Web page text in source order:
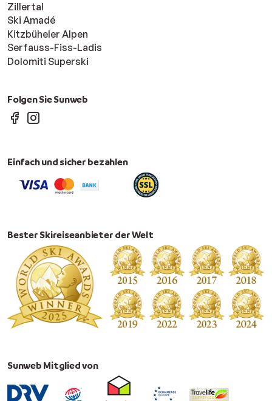
Zillertal
Ski Amadé
Kitzbüheler Alpen
Serfauss-Fiss-Ladis
Dolomiti Superski
Folgen Sie Sunweb
Einfach und sicher bezahlen
Bester Skireiseanbieter der Welt
Sunweb Mitglied von